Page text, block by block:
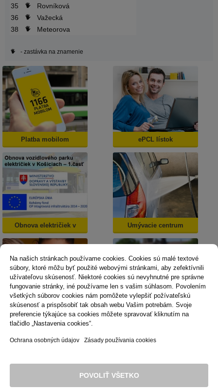
Na našich stránkach používame cookies. Cookies sú malé textové
súbory, ktoré môžu byť použité webovými stránkami, aby zefektívnili
užívateľovu skúsenosť. Niektoré cookies sú nevyhnutné pre správne
fungovanie stránky, iné používame len s vašim súhlasom. Povolením
všetkých súborov cookies nám pomôžete vylepšiť požívateľskú
skúsenosť a prispôsobiť tak obsah webu Vašim potrebám. Svoje
preferencie týkajúce sa cookies môžete spravovať kliknutím na
tlačidlo „Nastavenia cookies“.
Ochrana osobných údajov Zásady používania cookies
POVOLIŤ VŠETKO
35
Rovníková
36
Važecká
38
Meteorova
- zastávka na znamenie
Platba mobilom ePCL lístok
Obnova električiek v
Košiciach
Umývacie centrum
Dopravná psychológia Mestská karta
Zásady používania cookies